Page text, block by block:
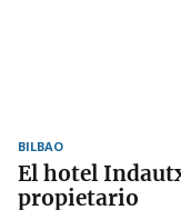
BILBAO
El hotel
propietario